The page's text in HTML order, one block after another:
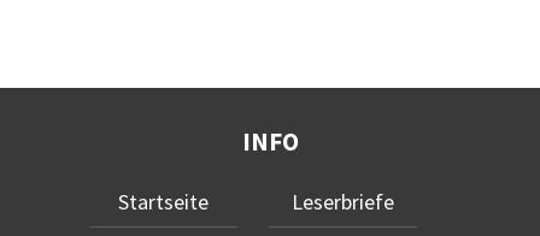
INFO
Startseite
Leserbriefe